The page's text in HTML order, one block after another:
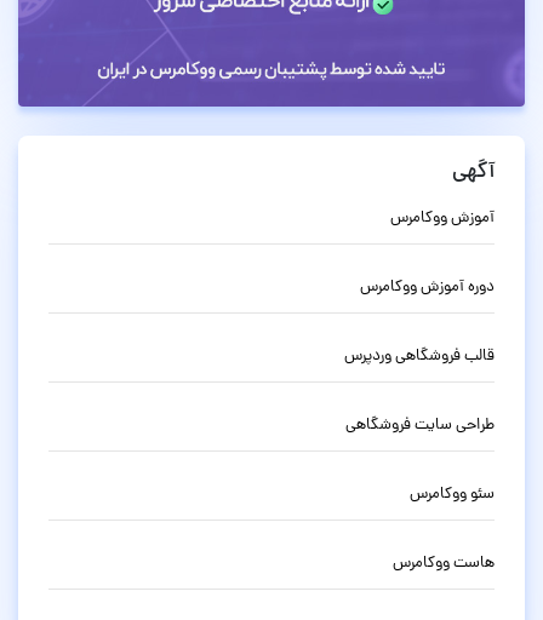
آگهی
آموزش ووکامرس
دوره آموزش ووکامرس
قالب فروشگاهی وردپرس
طراحی سایت فروشگاهی
سئو ووکامرس
هاست ووکامرس